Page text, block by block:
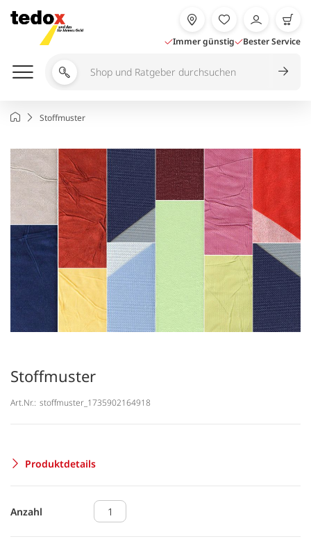
Inhalt
springen
Immer günstig Bester Service
Shop
Ratgeber
StartseiteStoffmuster
Stoffmuster
Art.Nr.: stoffmuster_1735902164918
Produktdetails
Anzahl